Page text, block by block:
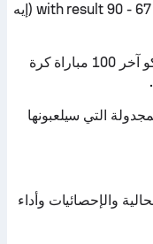
فولاس في الدوري الممتاز، انتهت المباراة with result 90 - 67 (إيه
تعرض علامة تبويب مباريات إيه إي بسيخيكو آخر 100 مباراة كرة
التي سيلعبونها
والإحصائيات وأداء